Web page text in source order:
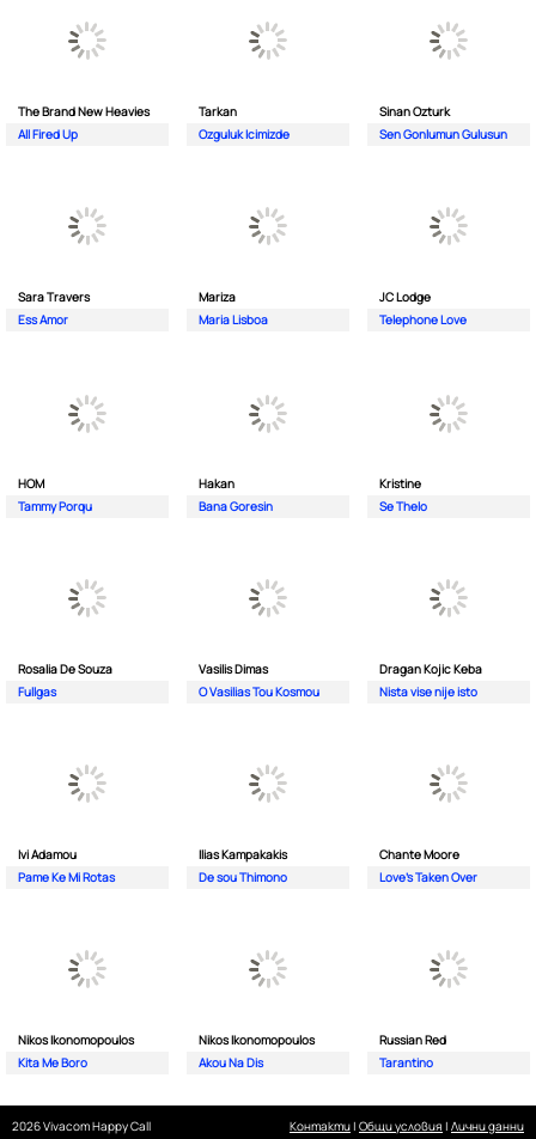
The Brand New Heavies
All Fired Up
Tarkan
Ozguluk Icimizde
Sinan Ozturk
Sen Gonlumun Gulusun
Sara Travers
Ess Amor
Mariza
Maria Lisboa
JC Lodge
Telephone Love
HOM
Tammy Porqu
Hakan
Bana Goresin
Kristine
Se Thelo
Rosalia De Souza
Fullgas
Vasilis Dimas
O Vasilias Tou Kosmou
Dragan Kojic Keba
Nista vise nije isto
Ivi Adamou
Pame Ke Mi Rotas
Ilias Kampakakis
De sou Thimono
Chante Moore
Love's Taken Over
Nikos Ikonomopoulos
Kita Me Boro
Nikos Ikonomopoulos
Akou Na Dis
Russian Red
Tarantino
2026 Vivacom Happy Call Контакти| Общи условия | Лични данни